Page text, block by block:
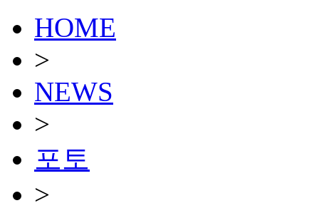
HOME
>
NEWS
>
포토
>